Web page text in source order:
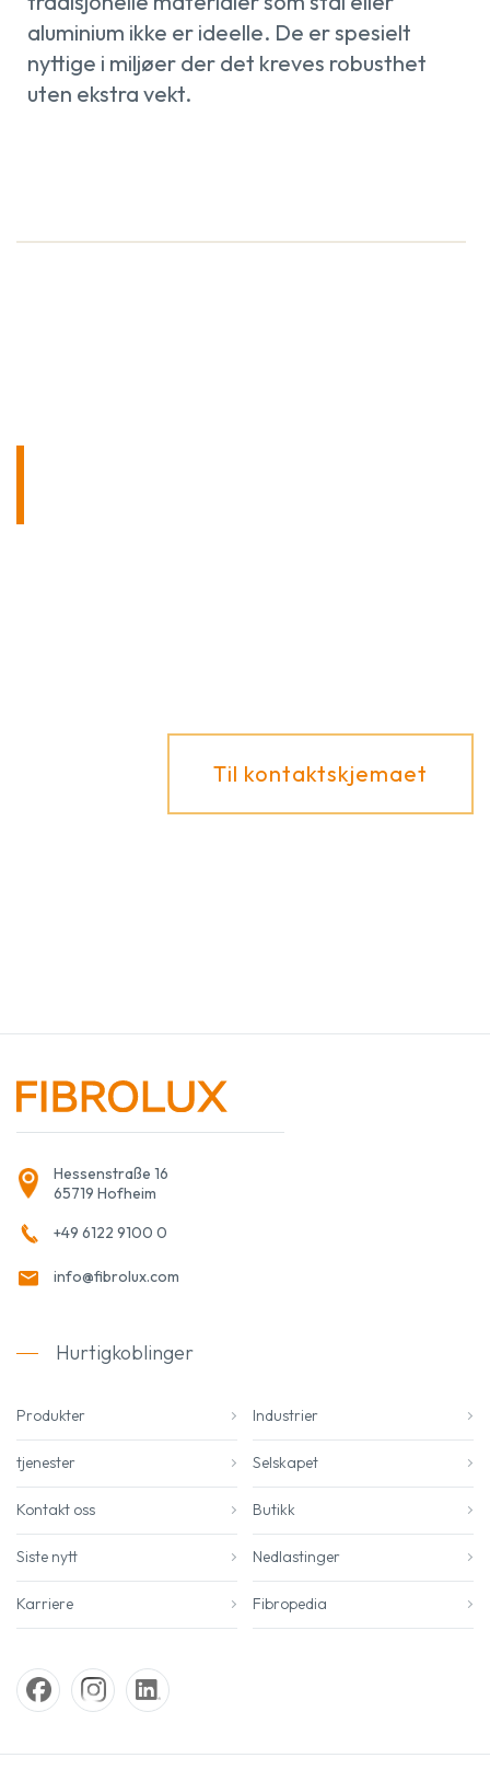
aluminium ikke er ideelle. De er spesielt
nyttige i miljøer der det kreves robusthet
uten ekstra vekt.
Til kontaktskjemaet
Hessenstraße 16
65719 Hofheim
+49 6122 9100 0
info@fibrolux.com
Hurtigkoblinger
Produkter Industrier
tjenester Selskapet
Kontakt oss Butikk
Siste nytt Nedlastinger
Karriere Fibropedia